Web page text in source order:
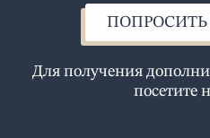
e
o
ПОПРОСИТЬ
Для получения
посетите